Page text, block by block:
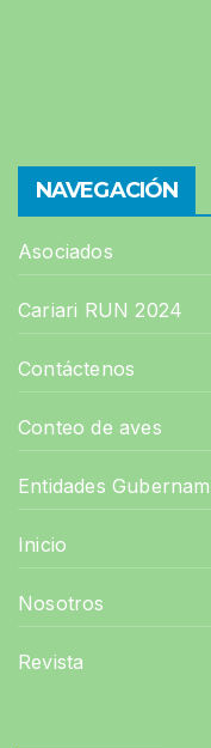
NAVEGACIÓN
Asociados
Cariari RUN 2024
Contáctenos
Conteo de aves
Entidades
Inicio
Nosotros
Revista